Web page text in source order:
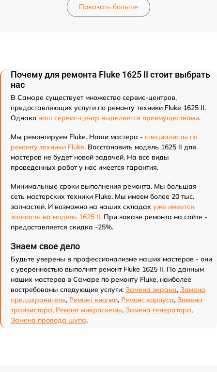
Показать больше
Почему для ремонта Fluke 1625 II стоит выбрать
нас
В Самаре существует множество сервис-центров,
предоставляющих услуги по ремонту техники Fluke 1625 II.
Однако наш сервис-центр выделяется преимуществами.
Мы ремонтируем Fluke. Наши мастера - специалисты по
ремонту техники Fluke. Восстановить модель 1625 II для
мастеров не будет новой задачей. На все виды
проведенных работ у нас имеется гарантия.
Минимальные сроки выполнения ремонта. Мы большая
сеть мастерских техники Fluke. Мы имеем более 20 тыс.
запчастей. И возможно на наших складах уже имеется
запчасть на модель 1625 II. При заказе ремонта на сайте -
предоставляется скидка -25%.
Знаем свое дело
Будьте уверены в профессионализме наших мастеров - они
с уверенностью выполнят ремонт Fluke 1625 II. По данным
наших мастеров в Самаре по ремонту Fluke, наиболее
востребованы следующие услуги: Замена экрана, Замена
предохранителя, Ремонт кнопки, Ремонт корпуса, Замена
транзистора, Ремонт микросхемы, Замена генератора,
Замена провода щупа,